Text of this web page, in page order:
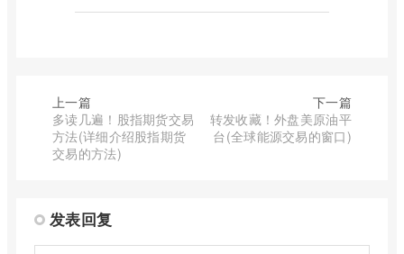
上一篇
多读几遍！股指期货交易
方法(详细介绍股指期货
交易的方法)
下一篇
转发收藏！外盘美原油平
台(全球能源交易的窗口)
发表回复